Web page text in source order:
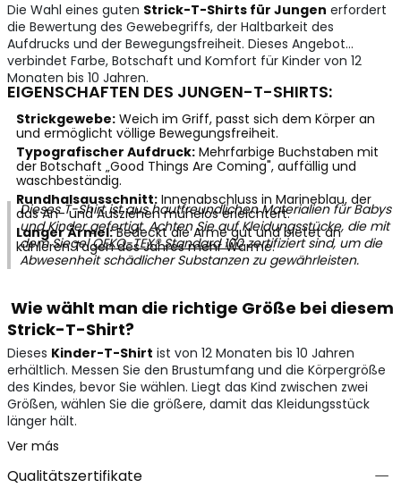
Die Wahl eines guten Strick-T-Shirts für Jungen erfordert
die Bewertung des Gewebegriffs, der Haltbarkeit des
Aufdrucks und der Bewegungsfreiheit. Dieses Angebot
verbindet Farbe, Botschaft und Komfort für Kinder von 12
Monaten bis 10 Jahren.
EIGENSCHAFTEN DES JUNGEN-T-SHIRTS:
Strickgewebe:Weich im Griff, passt sich dem Körper an
und ermöglicht völlige Bewegungsfreiheit.
Typografischer Aufdruck:Mehrfarbige Buchstaben mit
der Botschaft „Good Things Are Coming", auffällig und
waschbeständig.
Rundhalsausschnitt:Innenabschluss in Marineblau, der
das An- und Ausziehen mühelos erleichtert.
Langer Ärmel:Bedeckt die Arme gut und bietet an
kühleren Tagen des Jahres mehr Wärme.
Dieses T-Shirt ist aus hautfreundlichen Materialien für Babys
und Kinder gefertigt. Achten Sie auf Kleidungsstücke, die mit
dem SiegelOEKO-TEX® Standard 100zertifiziert sind, um die
Abwesenheit schädlicher Substanzen zu gewährleisten.
Wie wählt man die richtige Größe bei diesem
Strick-T-Shirt?
Dieses Kinder-T-Shirt ist von 12 Monaten bis 10 Jahren
erhältlich. Messen Sie den Brustumfang und die Körpergröße
des Kindes, bevor Sie wählen. Liegt das Kind zwischen zwei
Größen, wählen Sie die größere, damit das Kleidungsstück
länger hält.
Ver más
Qualitätszertifikate